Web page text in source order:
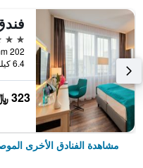
4 نجوم
6.4 كيلومتر عن وسط المدينة
323 ﷼
مشاهدة الفنادق الأخرى